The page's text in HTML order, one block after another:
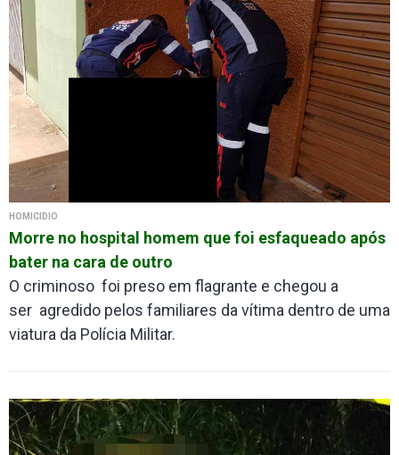
HOMICÍDIO
Morre no hospital homem que foi esfaqueado após
bater na cara de outro
O criminoso foi preso em flagrante e chegou a
ser agredido pelos familiares da vítima dentro de uma
viatura da Polícia Militar.